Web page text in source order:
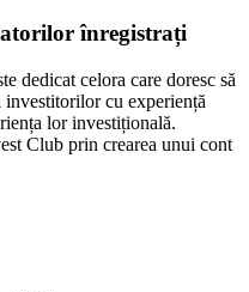
înregistrați
dedicat celora care doresc să
cu experiență
lor investițională.
Club prin crearea unui cont